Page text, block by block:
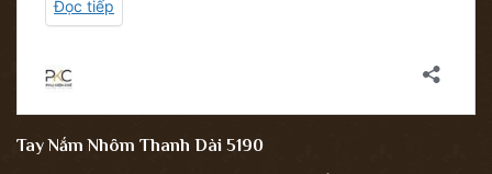
Tay Nắm Nhôm Thanh Dài 5190